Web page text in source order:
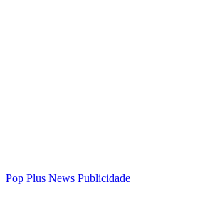
Pop Plus News Publicidade